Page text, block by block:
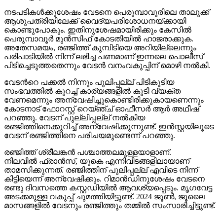
നടപടികള്‍ക്കുശേഷം വേടനെ പെരുമ്പാവൂരിലെ താലൂക്ക്
ആശുപത്രിയിലേക്ക് വൈദ്യപരിശോധനയ്ക്കായി
കൊണ്ടുപോകും. ഇതിനുശേഷമായിരിക്കും കേസിൽ
പെരുമ്പാവൂര്‍ മുൻസിഫ് കോടതിയിൽ ഹാജരാക്കുക.
അതേസമയം, രഞ്ജിത്ത് കുമ്പിടിയെ അറിയില്ലെന്നും
പരിപാടിയിൽ നിന്ന് ലഭിച്ച പണമാണ് ഇന്നലെ പൊലീസ്
പിടിച്ചെടുത്തതെന്നും വേടൻ വനംവകുപ്പിന് മൊഴി നൽകി.
വേടന്‍റെ പക്കൽ നിന്നും പുലിപ്പല്ല് പിടികൂടിയ
സംഭവത്തിൽ കുറച്ച് കാര്യങ്ങളിൽ കൂടി വ്യക്ത
വേണമെന്നും അന്വേഷിച്ചുകൊണ്ടിരിക്കുകായണെന്നും
കോടനാട് ഫോറസ്റ്റ് റെയ്ഞ്ച് ഓഫീസര്‍ ആര്‍ അഥീഷ്
പറഞ്ഞു. വേടന് പുല്ലിപ്പല്ല് നൽകിയ
രഞ്ജിത്തിനെക്കുറിച്ച് അന്വേഷിക്കുന്നുണ്ട്. ഇൻസ്റ്റയിലൂടെ
വേടന് രഞ്ജിത്തിനെ പരിചയമുണ്ടെന്ന് പറഞ്ഞു.
രഞ്ജിത്ത് ശ്രീലങ്കൻ പശ്ചാത്തലമുള്ളയാളാണ്.
നിലവിൽ ഫ്രാൻസ്, യുകെ എന്നിവിടങ്ങളിലായാണ്
താമസിക്കുന്നത്. രഞ്ജിത്തിന് പുലിപ്പല്ല് എവിടെ നിന്ന്
കിട്ടിയെന്ന് അന്വേഷിക്കും. റിമാൻഡിനുശേഷം വേടനെ
രണ്ടു ദിവസത്തെ കസ്റ്റഡിയിൽ ആവശ്യപ്പെടും. മൃഗവേട്ട
അടക്കമുള്ള വകുപ്പ് ചുമത്തിയിട്ടുണ്ട്. 2024 ജൂൺ, ജൂലൈ
മാസങ്ങളിൽ വേടനും രഞ്ജിത്തും തമ്മിൽ സംസാരിച്ചിട്ടുണ്ട്.